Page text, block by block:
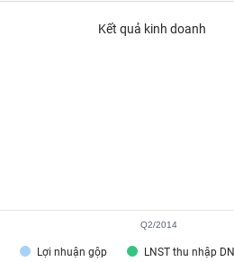
Kết quả kinh doanh
Lợi nhuận gộp LNST thu nhập DN
Q2/2014